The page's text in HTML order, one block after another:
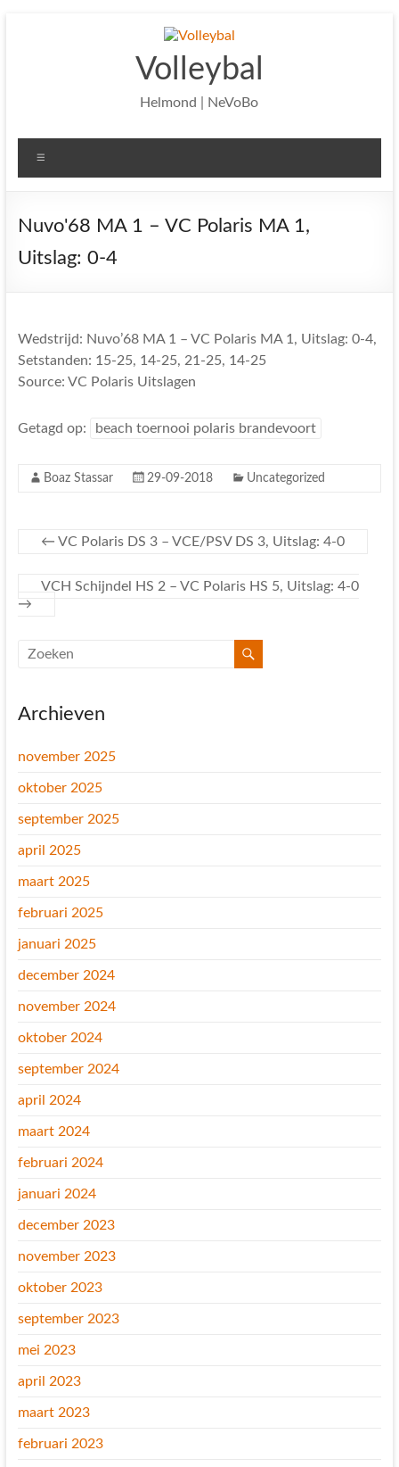
Volleybal
Helmond | NeVoBo
Nuvo'68 MA 1 – VC Polaris MA 1,
Uitslag: 0-4
Wedstrijd: Nuvo’68 MA 1 – VC Polaris MA 1, Uitslag: 0-4,
Setstanden: 15-25, 14-25, 21-25, 14-25
Source: VC Polaris Uitslagen
Getagd op: beach toernooi polaris brandevoort
Boaz Stassar 29-09-2018 Uncategorized
← VC Polaris DS 3 – VCE/PSV DS 3, Uitslag: 4-0
VCH Schijndel HS 2 – VC Polaris HS 5, Uitslag: 4-0
→
Archieven
november 2025
oktober 2025
september 2025
april 2025
maart 2025
februari 2025
januari 2025
december 2024
november 2024
oktober 2024
september 2024
april 2024
maart 2024
februari 2024
januari 2024
december 2023
november 2023
oktober 2023
september 2023
mei 2023
april 2023
maart 2023
februari 2023